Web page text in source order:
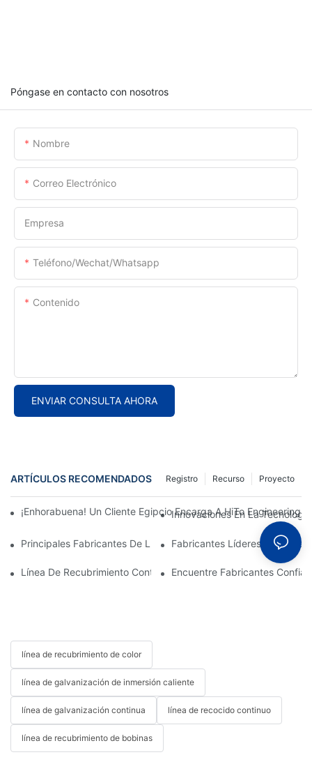
Póngase en contacto con nosotros
Nombre
Correo Electrónico
Empresa
Teléfono/Wechat/Whatsapp
Contenido
ENVIAR CONSULTA AHORA
ARTÍCULOS RECOMENDADOS Proyecto
Recurso
Registro
¡Enhorabuena! Un Cliente Egipcio Encarga A HiTo Engineering
Innovaciones En La
Principales Fabricantes De Líneas De Recubrimiento De
Fabricantes Líderes De
Línea De Recubrimiento Continuo De Color: Agilizando Su
Encuentre Fabricantes
línea de recubrimiento de color
línea de galvanización de inmersión caliente
línea de galvanización continua línea de recocido continuo
línea de recubrimiento de bobinas